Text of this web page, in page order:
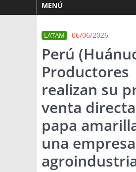
MENÚ
MERCADOS
NOTICIAS
EN ESPAÑOL
OTROS IDIOMAS
CLIMA
PRONÓSTICO
LLUVIAS
ARGENTINA
EL MUNDO
TÉCNICA
PRODUCCION
LATAM 06/06/2026
Perú
Productores
realizan su
venta
papa
una empresa